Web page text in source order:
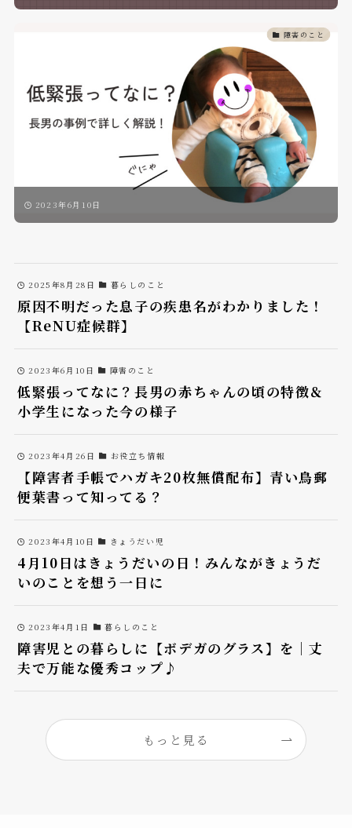
障害のこと
2023年6月10日
2025年8月28日 暮らしのこと
原因不明だった息子の疾患名がわかりました！
【ReNU症候群】
2023年6月10日 障害のこと
低緊張ってなに？長男の赤ちゃんの頃の特徴＆
小学生になった今の様子
2023年4月26日 お役立ち情報
【障害者手帳でハガキ20枚無償配布】青い鳥郵
便葉書って知ってる？
2023年4月10日 きょうだい児
4月10日はきょうだいの日！みんながきょうだ
いのことを想う一日に
2023年4月1日 暮らしのこと
障害児との暮らしに【ボデガのグラス】を｜丈
夫で万能な優秀コップ♪
もっと見る